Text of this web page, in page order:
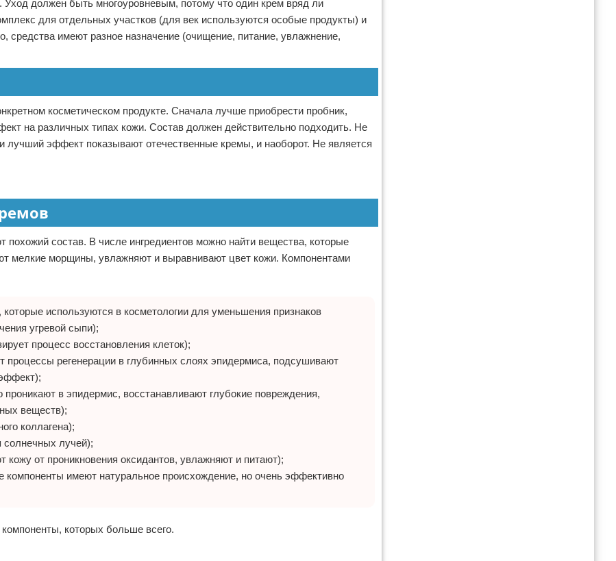
должен быть многоуровневым, потому что один крем вряд ли
для отдельных участков (для век используются особые продукты) и
средства имеют разное назначение (очищение, питание, увлажнение,
косметическом продукте. Сначала лучше приобрести пробник,
на различных типах кожи. Состав должен действительно подходить. Не
лучший эффект показывают отечественные кремы, и наоборот. Не является
состав. В числе ингредиентов можно найти вещества, которые
мелкие морщины, увлажняют и выравнивают цвет кожи. Компонентами
используются в косметологии для уменьшения признаков
угревой сыпи);
процесс восстановления клеток);
процессы регенерации в глубинных слоях эпидермиса, подсушивают
в эпидермис, восстанавливают глубокие повреждения,
веществ);
коллагена);
лучей);
кожу от проникновения оксидантов, увлажняют и питают);
имеют натуральное происхождение, но очень эффективно
которых больше всего.